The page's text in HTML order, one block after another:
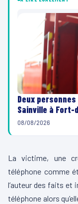
Deux
Sainville à Fort-
08/08/2026
La victime, une
téléphone comme
l’auteur des faits et
téléphone alors